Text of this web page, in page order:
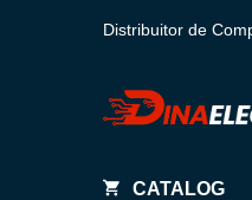
Distribuitor de
CATALOG